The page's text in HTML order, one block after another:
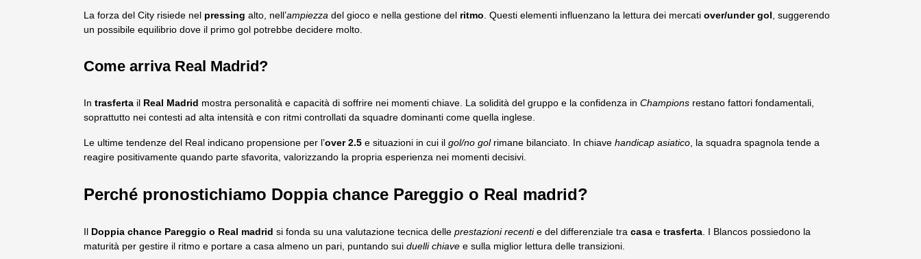
La forza del City risiede nel pressing alto, nell’ampiezza del gioco e nella gestione del ritmo. Questi elementi influenzano la lettura dei mercati over/under gol, suggerendo
un possibile equilibrio dove il primo gol potrebbe decidere molto.
Come arriva Real Madrid?
In trasferta il Real Madrid mostra personalità e capacità di soffrire nei momenti chiave. La solidità del gruppo e la confidenza in Champions restano fattori fondamentali,
soprattutto nei contesti ad alta intensità e con ritmi controllati da squadre dominanti come quella inglese.
Le ultime tendenze del Real indicano propensione per l’over 2.5 e situazioni in cui il gol/no golrimane bilanciato. In chiave handicap asiatico, la squadra spagnola tende a
reagire positivamente quando parte sfavorita, valorizzando la propria esperienza nei momenti decisivi.
Perché pronostichiamo Doppia chance Pareggio o Real madrid?
Il Doppia chance Pareggio o Real madrid si fonda su una valutazione tecnica delle prestazioni recentie del differenziale tra casa e trasferta. I Blancos possiedono la
maturità per gestire il ritmo e portare a casa almeno un pari, puntando sui duelli chiave e sulla miglior lettura delle transizioni.